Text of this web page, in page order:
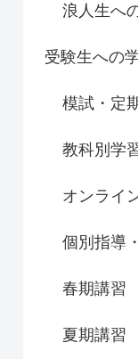
浪人生へ
受験生への
模試・定
教科別学
オンライ
個別指導
春期講習
夏期講習